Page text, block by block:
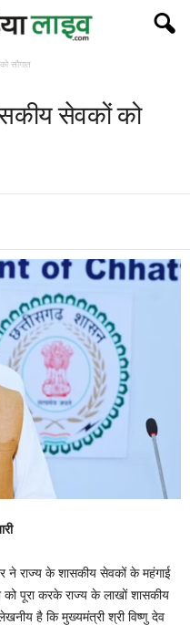
सौगात
सेवकों को
ने राज्य के शासकीय सेवकों के महंगाई
को पूरा करके राज्य के लाखों शासकीय
है कि मुख्यमंत्री श्री विष्णु देव